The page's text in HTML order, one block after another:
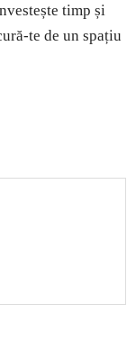
timp și
te de un spațiu